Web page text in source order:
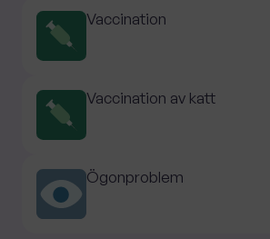
Vaccination
Vaccination av katt
Ögonproblem